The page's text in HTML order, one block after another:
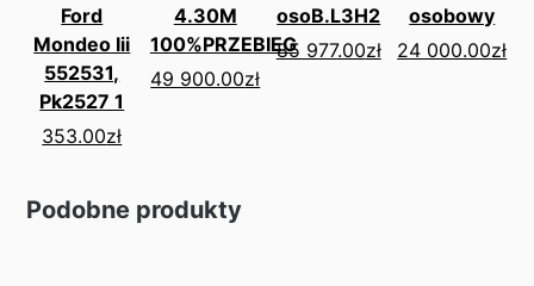
Ford
Mondeo Iii
552531,
Pk2527 1
353.00zł
4.30M
100%PRZEBIEG
49 900.00zł
osoB.L3H2
85 977.00zł
osobowy
24 000.00zł
Podobne produkty